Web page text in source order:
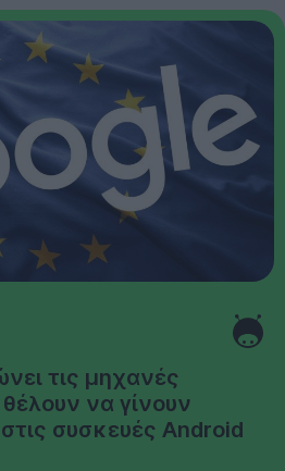
τις μηχανές
να γίνουν
συσκευές Android